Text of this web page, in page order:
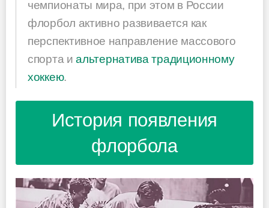
чемпионаты мира, при этом в России
флорбол активно развивается как
перспективное направление массового
спорта иальтернатива традиционному
хоккею.
История появления
флорбола